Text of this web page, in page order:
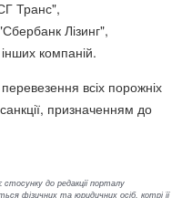
Транс",
Лізинг",
компаній.
всіх порожніх
призначенням до
стосунку до редакції порталу
фізичних та юридичних осіб, котрі її